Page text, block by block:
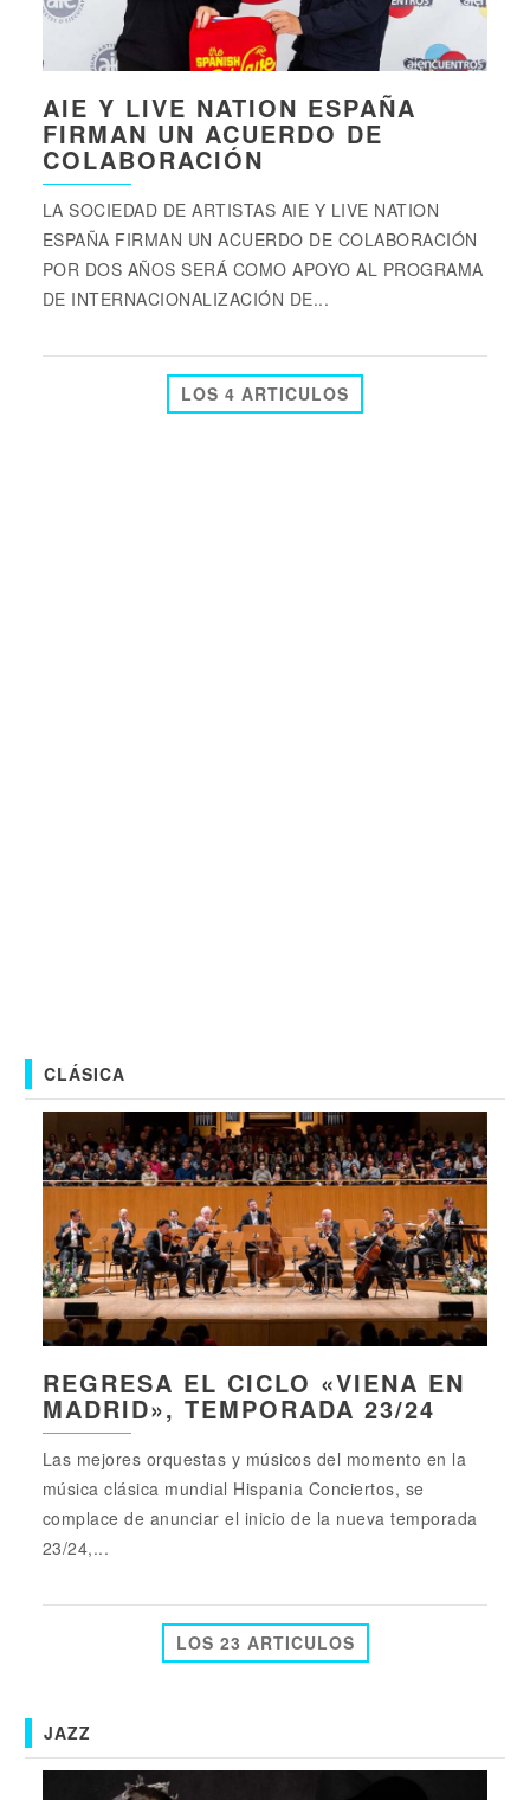
AIE Y LIVE NATION ESPAÑA
FIRMAN UN ACUERDO DE
COLABORACIÓN
LA SOCIEDAD DE ARTISTAS AIE Y LIVE NATION
ESPAÑA FIRMAN UN ACUERDO DE COLABORACIÓN
POR DOS AÑOS SERÁ COMO APOYO AL PROGRAMA
DE INTERNACIONALIZACIÓN DE...
LOS 4 ARTICULOS
CLÁSICA
REGRESA EL CICLO «VIENA EN
MADRID», TEMPORADA 23/24
Las mejores orquestas y músicos del momento en la
música clásica mundial Hispania Conciertos, se
complace de anunciar el inicio de la nueva temporada
23/24,...
LOS 23 ARTICULOS
JAZZ